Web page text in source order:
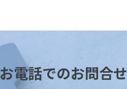
お電話でのお問合せ